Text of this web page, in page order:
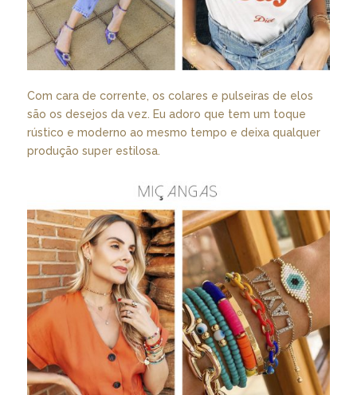
Com cara de corrente, os colares e pulseiras de elos
são os desejos da vez. Eu adoro que tem um toque
rústico e moderno ao mesmo tempo e deixa qualquer
produção super estilosa.